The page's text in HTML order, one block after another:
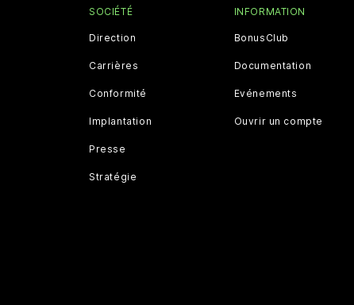
SOCIÉTÉ
Direction
Carrières
Conformité
Implantation
Presse
Stratégie
INFORMATION
BonusClub
Documentation
Evénements
Ouvrir un compte